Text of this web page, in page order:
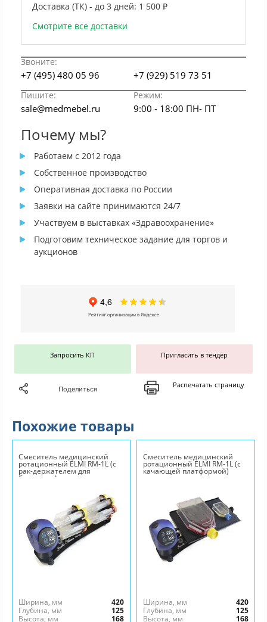
Доставка (ТК) - до 3 дней: 1 500 ₽
Смотрите все доставки
Звоните:
+7 (495) 480 05 96 +7 (929) 519 73 51
Пишите: Режим:
sale@medmebel.ru 9:00 - 18:00 ПН- ПТ
Почему мы?
Работаем с 2012 года
Собственное производство
Оперативная доставка по России
Заявки на сайте принимаются 24/7
Участвуем в выставках «Здравоохранение»
Подготовим техническое задание для торгов и
аукционов
Запросить КП Пригласить в тендер
Поделиться Распечатать страницу
Похожие товары
Смеситель медицинский
ротационный ELMI RM-1L (с
рак-держателем для
блоттинга)
Ширина, мм
420
Глубина, мм
125
Высота, мм
168
Смеситель медицинский
ротационный ELMI RM-1L (c
качающей платформой)
Ширина, мм
420
Глубина, мм
125
Высота, мм
168